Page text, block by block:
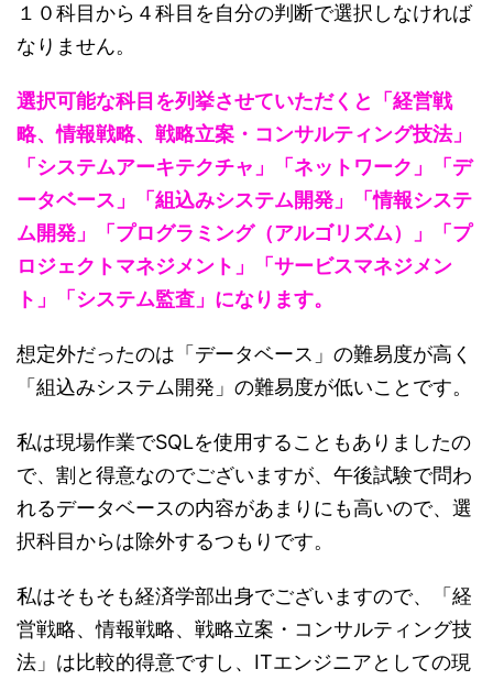
１０科目から４科目を自分の判断で選択しなければ
なりません。
選択可能な科目を列挙させていただくと「経営戦
略、情報戦略、戦略立案・コンサルティング技法」
「システムアーキテクチャ」「ネットワーク」「デ
ータベース」「組込みシステム開発」「情報システ
ム開発」「プログラミング（アルゴリズム）」「プ
ロジェクトマネジメント」「サービスマネジメン
ト」「システム監査」になります。
想定外だったのは「データベース」の難易度が高く
「組込みシステム開発」の難易度が低いことです。
私は現場作業でSQLを使用することもありましたの
で、割と得意なのでございますが、午後試験で問わ
れるデータベースの内容があまりにも高いので、選
択科目からは除外するつもりです。
私はそもそも経済学部出身でございますので、「経
営戦略、情報戦略、戦略立案・コンサルティング技
法」は比較的得意ですし、ITエンジニアとしての現